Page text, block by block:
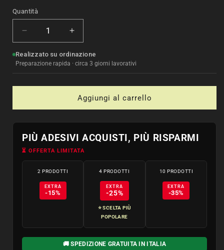
Quantità
Quantità
Diminuisci
quantità
per
Adesivo
Moto
GS
Solo
Aumenta
quantità
per
Adesivo
Moto
GS
Solo
Realizzato su ordinazione
Preparazione rapida · circa 3 giorni lavorativi
Aggiungi al carrello
PIÙ ADESIVI ACQUISTI, PIÙ RISPARMI
⏳ OFFERTA LIMITATA
2 PRODOTTI
EXTRA
-15%
4 PRODOTTI
EXTRA
-25%
⭐ SCELTA PIÙ
POPOLARE
10 PRODOTTI
EXTRA
-35%
🚚 SPEDIZIONE GRATUITA IN ITALIA